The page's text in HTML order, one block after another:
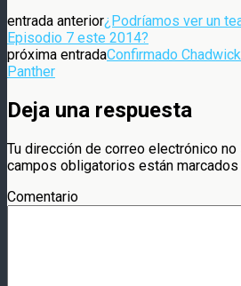
entrada anterior¿Podríamos ver un
Episodio 7 este 2014?
próxima entradaConfirmado
Panther
Deja una respuesta
Tu dirección de correo electrónico no
campos obligatorios están marcados
Comentario